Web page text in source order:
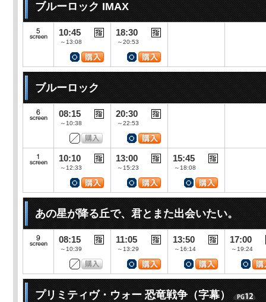
ブルーロック IMAX
10:45
～13:08
18:30
～20:53
ブルーロック
08:15
～10:38
20:30
～22:53
10:10
～12:33
13:00
～15:23
15:45
～18:08
あの星が降る丘で、君とまた出会いたい。
08:15
～10:39
11:05
～13:29
13:50
～16:14
17:00
～19:24
プリミティヴ・ウォー 恐竜戦争（字幕）